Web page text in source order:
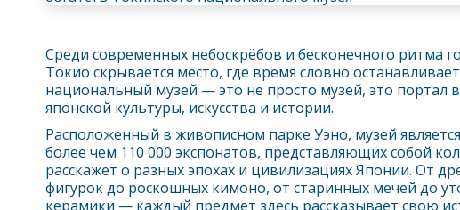
Среди современных небоскрёбов и бесконечного ритма
Токио скрывается место, где время словно
национальный музей — это не просто музей, это портал
японской культуры, искусства и истории.
Расположенный в живописном парке Уэно, музей
более чем 110 000 экспонатов, представляющих собой
расскажет о разных эпохах и цивилизациях Японии. От
фигурок до роскошных кимоно, от старинных мечей до
керамики — каждый предмет здесь рассказывает свою